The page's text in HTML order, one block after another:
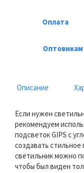
Оплата
Описание
Если нужен
рекомендуем
подсветок GIPS c
создавать
светильник можно
чтобы был виден